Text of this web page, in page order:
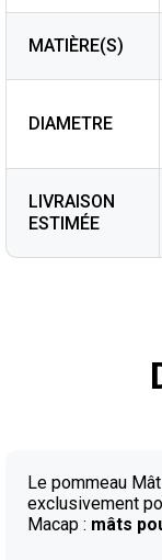
MATIÈRE(S)
DIAMETRE
LIVRAISON
ESTIMÉE
Le pommeau
exclusivement
Macap : mâts